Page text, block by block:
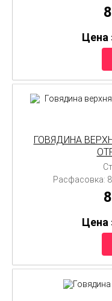
Цена
ГОВЯДИНА
Расфасовка:
Цена